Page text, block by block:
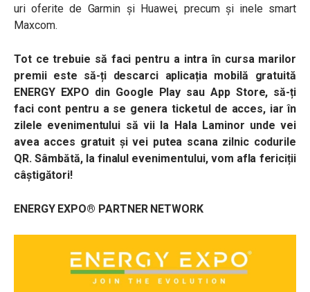
uri oferite de Garmin și Huawei, precum și inele smart
Maxcom.
Tot ce trebuie să faci pentru a intra în cursa marilor
premii este să-ți descarci aplicația mobilă gratuită
ENERGY EXPO din Google Play sau App Store, să-ți
faci cont pentru a se genera ticketul de acces, iar în
zilele evenimentului să vii la Hala Laminor unde vei
avea acces gratuit și vei putea scana zilnic codurile
QR. Sâmbătă, la finalul evenimentului, vom afla fericiții
câștigători!
ENERGY EXPO® PARTNER NETWORK